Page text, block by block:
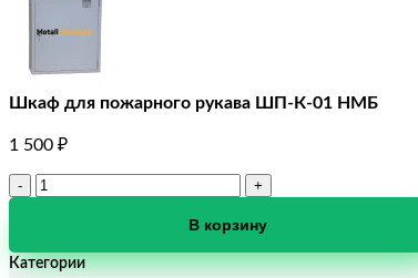
Шкаф для пожарного рукава ШП-К-01 НМБ
1 500 ₽
Количество
пожарного
В корзину
Категории